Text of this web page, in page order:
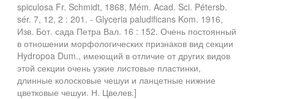
spiculosa Fr. Schmidt, 1868, Mém. Acad. Sci. Pétersb.
sér. 7, 12, 2 : 201. - Glyceria paludificans Kom. 1916,
Изв. Бот. сада Петра Вал. 16 : 152. Очень постоянный
в отношении морфологических признаков вид секции
Hydropoa Dum., имеющий в отличие от других видов
этой секции очень узкие листовые пластинки,
длинные колосковые чешуи и ланцетные нижние
цветковые чешуи. Н. Цвелев.]